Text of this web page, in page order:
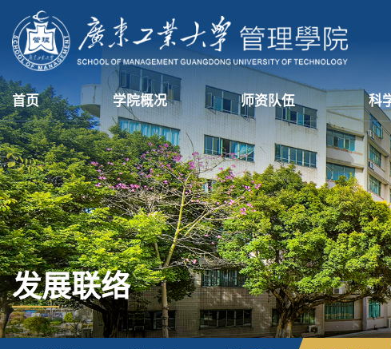
首页 学院概况 师资队伍 科
发展联络